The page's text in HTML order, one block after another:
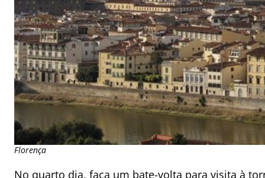
Florença
No quarto dia, faça um bate-volta para visita à